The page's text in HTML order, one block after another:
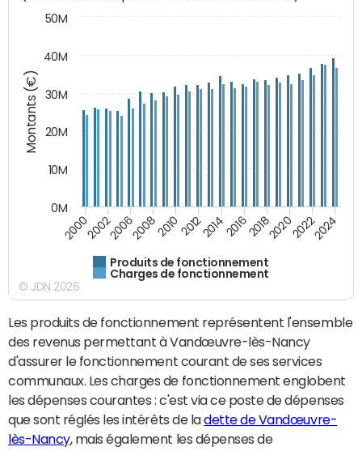
Montants (€)
Produits de fonctionnement
Charges de fonctionnement
200020022006200820102012201420162018202020222024
0M
10M
20M
30M
40M
50M
© JDN 2026
Les produits de fonctionnement représentent l'ensemble
des revenus permettant à Vandœuvre-lès-Nancy
d'assurer le fonctionnement courant de ses services
communaux. Les charges de fonctionnement englobent
les dépenses courantes : c'est via ce poste de dépenses
que sont réglés les intérêts de ladette de Vandœuvre-
lès-Nancy, mais également les dépenses de